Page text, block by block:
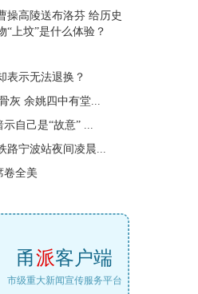
操高陵送布洛芬 给历史
“上坟”是什么体验？
表示无法退换？
灰 余姚四中有堂...
自己是“故意” ...
路宁波站夜间凌晨...
卷全美
甬派客户端
市级重大新闻宣传服务平台